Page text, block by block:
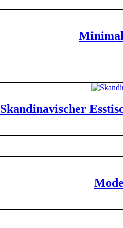
Skandinavischer